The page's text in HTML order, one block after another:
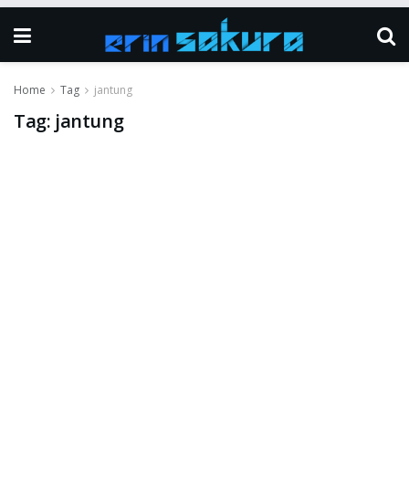
Home Tag jantung
Tag: jantung